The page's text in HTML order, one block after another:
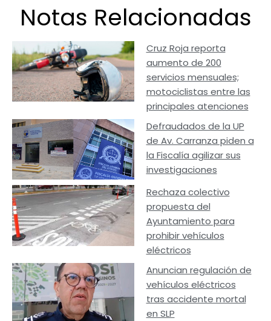
Notas Relacionadas
Cruz Roja reporta
aumento de 200
servicios mensuales;
motociclistas entre las
principales atenciones
Defraudados de la UP
de Av. Carranza piden a
la Fiscalía agilizar sus
investigaciones
Rechaza colectivo
propuesta del
Ayuntamiento para
prohibir vehículos
eléctricos
Anuncian regulación de
vehículos eléctricos
tras accidente mortal
en SLP